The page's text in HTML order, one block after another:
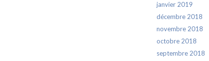
janvier 2019
décembre 2018
novembre 2018
octobre 2018
septembre 2018